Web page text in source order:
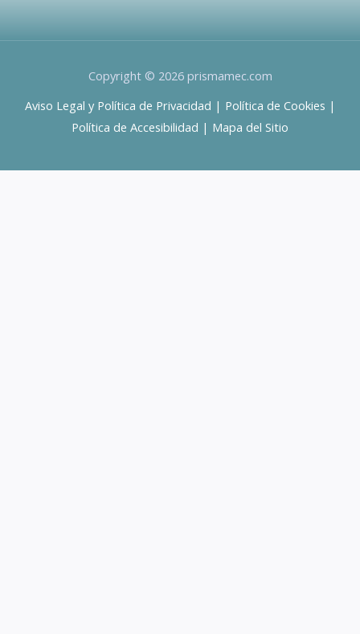
Copyright © 2026 prismamec.com
Aviso Legal y Política de Privacidad | Política de Cookies |
Política de Accesibilidad | Mapa del Sitio